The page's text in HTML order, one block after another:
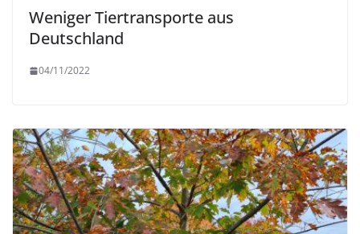
Weniger Tiertransporte aus
Deutschland
04/11/2022